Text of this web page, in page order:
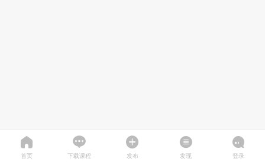
首页 下载课程 发布 发现 登录